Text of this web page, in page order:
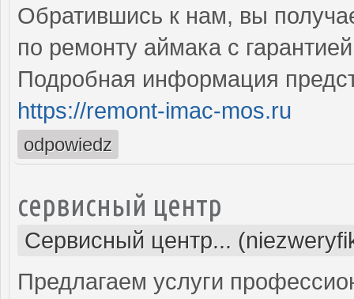
Обратившись к нам, вы
по ремонту аймака с
Подробная информация
https://remont-imac-mos.ru
odpowiedz
сервисный центр
Сервисный центр...
Предлагаем услуги